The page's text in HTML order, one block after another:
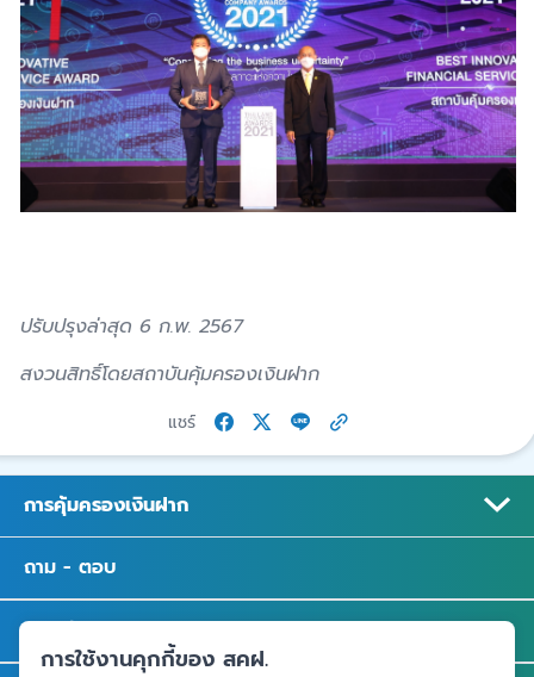
ปรับปรุงล่าสุด 6 ก.พ. 2567
สงวนสิทธิ์โดยสถาบันคุ้มครองเงินฝาก
แชร์
การคุ้มครองเงินฝาก
ถาม - ตอบ
ความรู้
การใช้งานคุกกี้ของ สคฝ.